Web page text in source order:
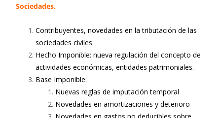
Sociedades.
Contribuyentes, novedades en la tributación de las
sociedades civiles.
Hecho Imponible: nueva regulación del concepto de
actividades económicas, entidades patrimoniales.
Base Imponible:
Nuevas reglas de imputación temporal
Novedades en amortizaciones y deterioro